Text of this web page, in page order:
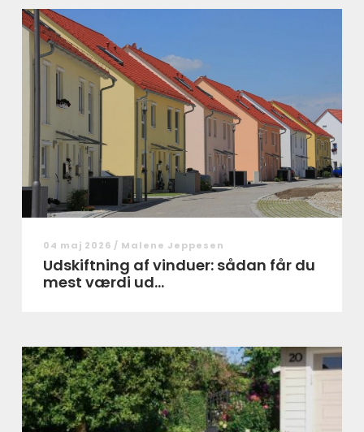
04 maj 2026 / Malene Jeppesen
Udskiftning af vinduer: sådan får du
mest værdi ud...